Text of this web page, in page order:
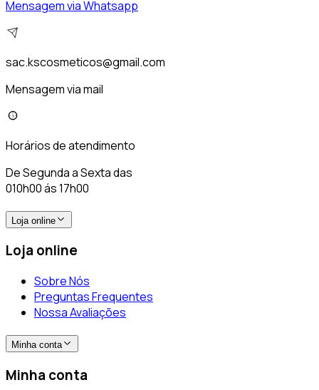
Mensagem via Whatsapp
sac.kscosmeticos@gmail.com
Mensagem via mail
Horários de atendimento
De Segunda a Sexta das
010h00 ás 17h00
Loja online
Loja online
Sobre Nós
Preguntas Frequentes
Nossa Avaliações
Minha conta
Minha conta